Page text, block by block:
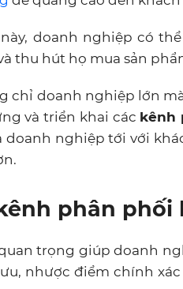
doanh nghiệp có
thu hút họ mua sản
chỉ doanh nghiệp lớn
và triển khai các kênh
doanh nghiệp tới với
phân phối
trọng giúp doanh
nhược điểm chính